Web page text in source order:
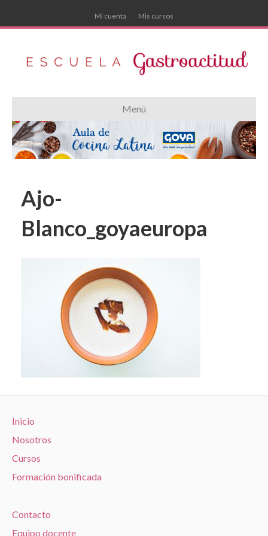
Mi cuenta Mis cursos
Menú
Ajo-
Blanco_goyaeuropa
Inicio
Nosotros
Cursos
Formación bonificada
Contacto
Equipo docente